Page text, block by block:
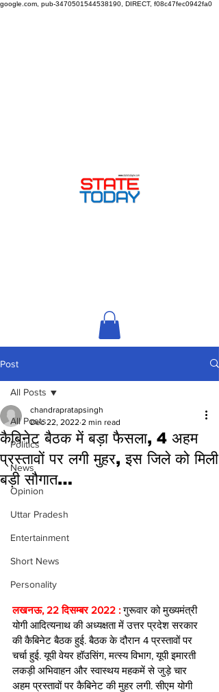
google.com, pub-3470501544538190, DIRECT, f08c47fec0942fa0
Post
All Posts
Politics
News
Opinion
Uttar Pradesh
Entertainment
Short News
Personality
All Posts
कैबिनेट बैठक में बड़ा फैसला, 4 अहम
प्रस्तावों पर लगी मुहर, इस जिले को मिली
बड़ी सौगात…
chandrapratapsingh
Dec 22, 2022 2 min read
लखनऊ, 22 दिसम्बर 2022 : गुरूवार को मुख्यमंत्री
योगी आदित्यनाथ की अध्यक्षता में उत्तर प्रदेश सरकार
की कैबिनेट बैठक हुई. बैठक के दौरान 4 प्रस्तावों पर
चर्चा हुई. यूपी वेयर हॉउसिंग, मत्स्य विभाग, यूपी इमारती
लकड़ी अभिवाहन और स्वास्थय महकमें से जुड़े चार
अहम प्रस्तावों पर कैबिनेट की मुहर लगी. सीएम योगी